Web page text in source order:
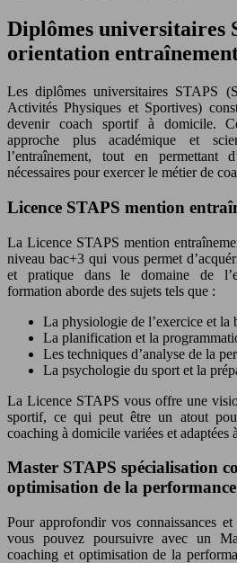
Diplômes universitaires
orientation
Les diplômes universitaires STAPS
Activités Physiques et Sportives)
devenir coach sportif à domicile.
approche plus académique et
l’entraînement, tout en permettant
nécessaires pour exercer le métier de
Licence STAPS mention
La Licence STAPS mention
niveau bac+3 qui vous permet
et pratique dans le domaine de
formation aborde des sujets tels que :
La physiologie de l’exercice et la
La planification et la
Les techniques d’analyse de la
La psychologie du sport et la
La Licence STAPS vous offre une
sportif, ce qui peut être un atout
coaching à domicile variées et
Master STAPS spécialisation
optimisation de la performance
Pour approfondir vos connaissances
vous pouvez poursuivre avec un
coaching et optimisation de la